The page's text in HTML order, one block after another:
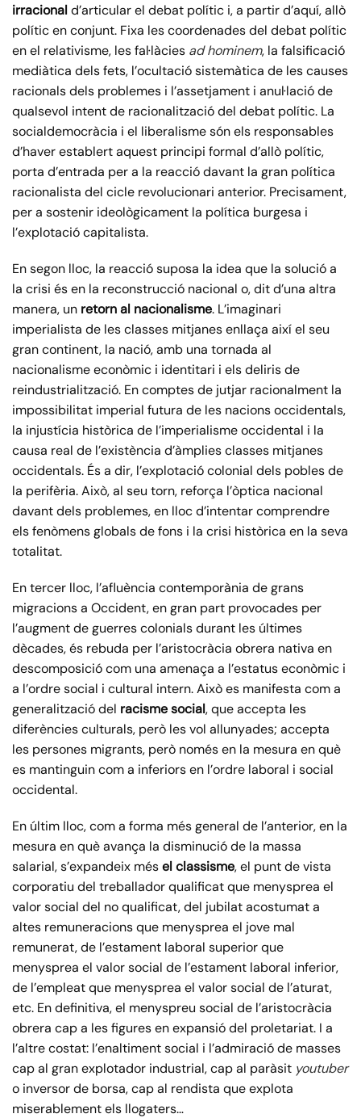
irracionald’articular el debat polític i, a partir d’aquí, allò
polític en conjunt. Fixa les coordenades del debat polític
en el relativisme, les fal·làcies ad hominem, la falsificació
mediàtica dels fets, l’ocultació sistemàtica de les causes
racionals dels problemes i l’assetjament i anul·lació de
qualsevol intent de racionalització del debat polític. La
socialdemocràcia i el liberalisme són els responsables
d’haver establert aquest principi formal d’allò polític,
porta d’entrada per a la reacció davant la gran política
racionalista del cicle revolucionari anterior. Precisament,
per a sostenir ideològicament la política burgesa i
l’explotació capitalista.
En segon lloc, la reacció suposa la idea que la solució a
la crisi és en la reconstrucció nacional o, dit d’una altra
manera, un retorn al nacionalisme. L’imaginari
imperialista de les classes mitjanes enllaça així el seu
gran continent, la nació, amb una tornada al
nacionalisme econòmic i identitari i els deliris de
reindustrialització. En comptes de jutjar racionalment la
impossibilitat imperial futura de les nacions occidentals,
la injustícia històrica de l’imperialisme occidental i la
causa real de l’existència d’àmplies classes mitjanes
occidentals. És a dir, l’explotació colonial dels pobles de
la perifèria. Això, al seu torn, reforça l’òptica nacional
davant dels problemes, en lloc d’intentar comprendre
els fenòmens globals de fons i la crisi històrica en la seva
totalitat.
En tercer lloc, l’afluència contemporània de grans
migracions a Occident, en gran part provocades per
l’augment de guerres colonials durant les últimes
dècades, és rebuda per l’aristocràcia obrera nativa en
descomposició com una amenaça a l’estatus econòmic i
a l’ordre social i cultural intern. Això es manifesta com a
generalització del racisme social, que accepta les
diferències culturals, però les vol allunyades; accepta
les persones migrants, però només en la mesura en què
es mantinguin com a inferiors en l’ordre laboral i social
occidental.
En últim lloc, com a forma més general de l’anterior, en la
mesura en què avança la disminució de la massa
salarial, s’expandeix mésel classisme, el punt de vista
corporatiu del treballador qualificat que menysprea el
valor social del no qualificat, del jubilat acostumat a
altes remuneracions que menysprea el jove mal
remunerat, de l’estament laboral superior que
menysprea el valor social de l’estament laboral inferior,
de l’empleat que menysprea el valor social de l’aturat,
etc. En definitiva, el menyspreu social de l’aristocràcia
obrera cap a les figures en expansió del proletariat. I a
l’altre costat: l’enaltiment social i l’admiració de masses
cap al gran explotador industrial, cap al paràsit youtuber
o inversor de borsa, cap al rendista que explota
miserablement els llogaters…